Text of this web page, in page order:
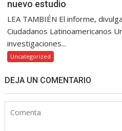
nuevo estudio
LEA TAMBIÉN El informe,
Ciudadanos Latinoamericanos
investigaciones...
Uncategorized
DEJA UN COMENTARIO